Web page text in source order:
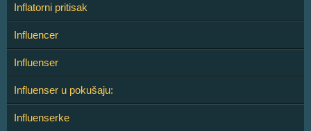
Inflatorni pritisak
Influencer
Influenser
Influenser u pokušaju:
Influenserke